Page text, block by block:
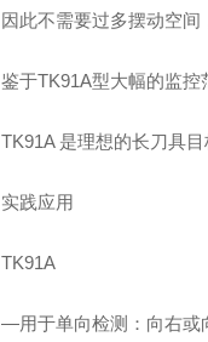
因此不需要过多摆动空间
鉴于TK91A型大幅的监控
TK91A 是理想的长刀具
实践应用
TK91A
—用于单向检测：向右或